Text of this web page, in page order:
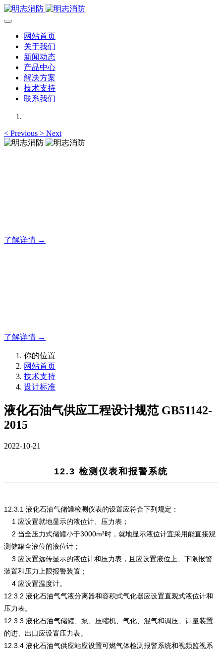
网站首页
关于我们
新闻动态
产品中心
解决方案
技术支持
联系我们
< Previous > Next
了解详情 →
了解详情 →
你的位置
网站首页
技术支持
设计标准
液化石油气供应工程设计规范 GB51142-
2015
2022-10-21
12.3 检测仪表和报警系统
12.3.1 液化石油气储罐检测仪表的设置应符合下列规定：
1 应设置就地显示的液位计、压力表；
2 当全压力式储罐小于3000m³时，就地显示液位计宜采用能直接观
测储罐全液位的液位计；
3 应设置远传显示的液位计和压力表，且应设置液位上、下限报警
装置和压力上限报警装置；
4 应设置温度计。
12.3.2 液化石油气气液分离器和容积式气化器应设置直观式液位计和
压力表。
12.3.3 液化石油气储罐、泵、压缩机、气化、混气和调压、计量装置
的进、出口应设置压力表。
12.3.4 液化石油气供应站应设置可燃气体检测报警系统和视频监视系